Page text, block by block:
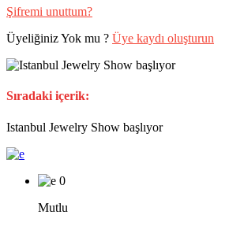
Şifremi unuttum?
Üyeliğiniz Yok mu ? Üye kaydı oluşturun
Sıradaki içerik:
Istanbul Jewelry Show başlıyor
0
Mutlu